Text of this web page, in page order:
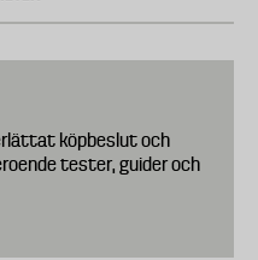
köpbeslut och
tester, guider och